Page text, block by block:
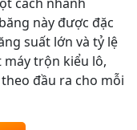
này được đặc
suất lớn và tỷ lệ
trộn kiểu lô,
đầu ra cho mỗi